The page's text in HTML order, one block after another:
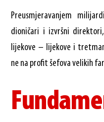
Preusmjeravanjem
dioničari i izvršni
lijekove – lijekove i
ne na profit šefova velikih